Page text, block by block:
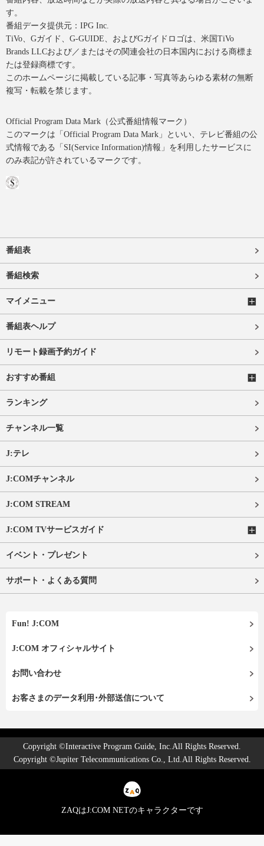
す。
番組データ提供元：IPG Inc.
TiVo、Gガイド、G-GUIDE、およびGガイドロゴは、米国TiVo
Brands LLCおよび／またはその関連会社の日本国内における商標ま
たは登録商標です。
このホームページに掲載している記事・写真等あらゆる素材の無断
複写・転載を禁じます。
Official Program Data Mark（公式番組情報マーク）
このマークは「Official Program Data Mark」といい、テレビ番組の公
式情報である「SI(Service Information)情報」を利用したサービスに
のみ表記が許されているマークです。
番組表
番組検索
マイメニュー
番組表ヘルプ
リモート録画予約ガイド
おすすめ番組
ランキング
チャンネル一覧
J:テレ
J:COMチャンネル
J:COM STREAM
J:COM TVサービスガイド
イベント・プレゼント
サポート・よくある質問
Fun! J:COM
J:COM オフィシャルサイト
お問い合わせ
お客さまのデータ利用･外部送信について
Copyright ©Interactive Program Guide, Inc.All Rights Reserved.
Copyright ©Jupiter Telecommunications Co., Ltd.All Rights Reserved.
ZAQはJ:COM NETのキャラクターです